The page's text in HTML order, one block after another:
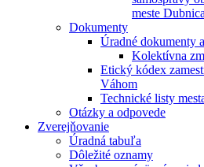
meste
Dokumenty
Úradné dokumenty
Kolektívna
Etický kódex
Váhom
Technické listy
Otázky a odpovede
Zverejňovanie
Úradná tabuľa
Dôležité oznamy